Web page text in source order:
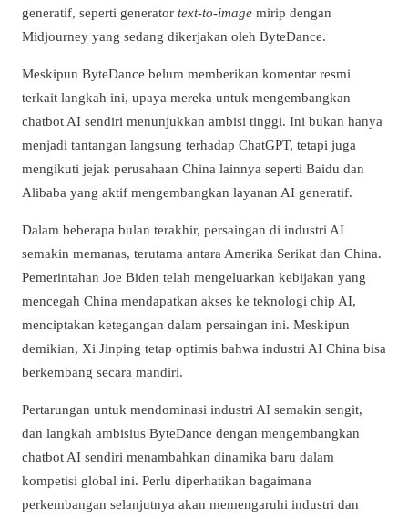
generatif, seperti generator text-to-image mirip dengan
Midjourney yang sedang dikerjakan oleh ByteDance.
Meskipun ByteDance belum memberikan komentar resmi
terkait langkah ini, upaya mereka untuk mengembangkan
chatbot AI sendiri menunjukkan ambisi tinggi. Ini bukan hanya
menjadi tantangan langsung terhadap ChatGPT, tetapi juga
mengikuti jejak perusahaan China lainnya seperti Baidu dan
Alibaba yang aktif mengembangkan layanan AI generatif.
Dalam beberapa bulan terakhir, persaingan di industri AI
semakin memanas, terutama antara Amerika Serikat dan China.
Pemerintahan Joe Biden telah mengeluarkan kebijakan yang
mencegah China mendapatkan akses ke teknologi chip AI,
menciptakan ketegangan dalam persaingan ini. Meskipun
demikian, Xi Jinping tetap optimis bahwa industri AI China bisa
berkembang secara mandiri.
Pertarungan untuk mendominasi industri AI semakin sengit,
dan langkah ambisius ByteDance dengan mengembangkan
chatbot AI sendiri menambahkan dinamika baru dalam
kompetisi global ini. Perlu diperhatikan bagaimana
perkembangan selanjutnya akan memengaruhi industri dan